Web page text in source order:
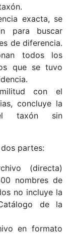
exacta, se
para buscar
de diferencia.
todos los
que se tuvo
con el
concluye la
taxón sin
partes:
(directa)
nombres de
no incluye la
de la
en formato